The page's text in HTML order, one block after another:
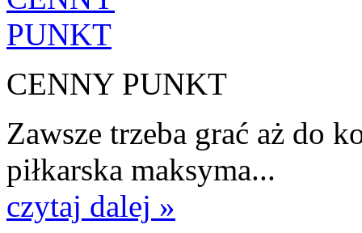
CENNY PUNKT
Zawsze trzeba grać aż do
piłkarska maksyma...
czytaj dalej »